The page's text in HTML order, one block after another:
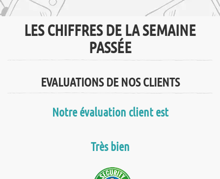
LES CHIFFRES DE LA SEMAINE
PASSÉE
EVALUATIONS DE NOS CLIENTS
Notre évaluation client est
Très bien